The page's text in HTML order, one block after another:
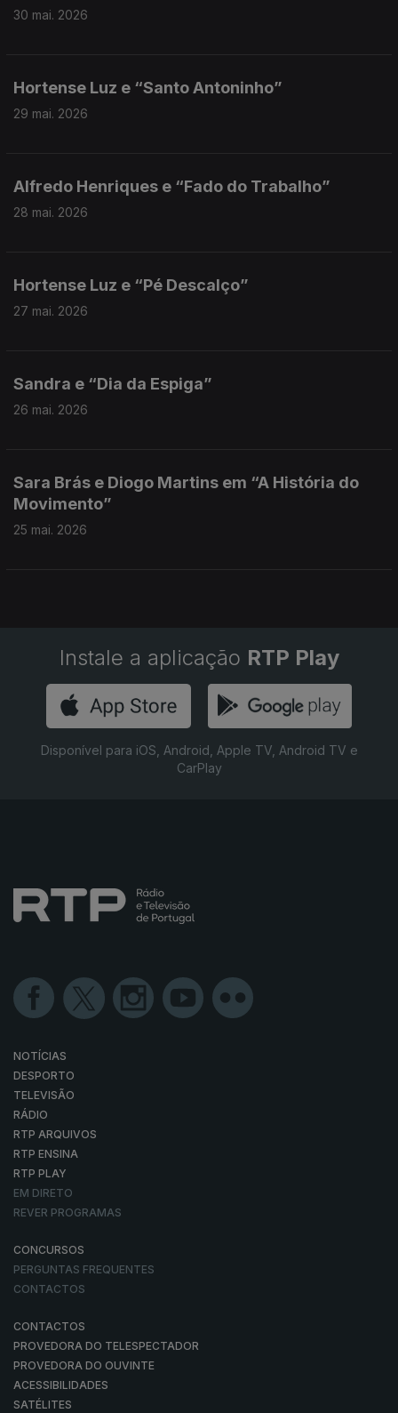
30 mai. 2026
Hortense Luz e “Santo Antoninho”
29 mai. 2026
Alfredo Henriques e “Fado do Trabalho”
28 mai. 2026
Hortense Luz e “Pé Descalço”
27 mai. 2026
Sandra e “Dia da Espiga”
26 mai. 2026
Sara Brás e Diogo Martins em “A História do
Movimento”
25 mai. 2026
Instale a aplicação RTP Play
Disponível para iOS, Android, Apple TV, Android TV e
CarPlay
NOTÍCIAS
DESPORTO
TELEVISÃO
RÁDIO
RTP ARQUIVOS
RTP ENSINA
RTP PLAY
EM DIRETO
REVER PROGRAMAS
CONCURSOS
PERGUNTAS FREQUENTES
CONTACTOS
CONTACTOS
PROVEDORA DO TELESPECTADOR
PROVEDORA DO OUVINTE
ACESSIBILIDADES
SATÉLITES